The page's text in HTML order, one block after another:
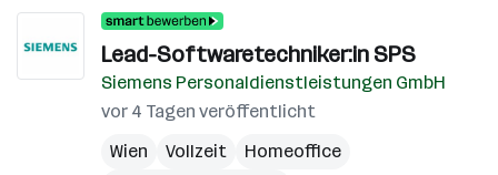
Lead-Softwaretechniker:in SPS
Siemens Personaldienstleistungen GmbH
vor 4 Tagen veröffentlicht
Wien
Vollzeit
Homeoffice